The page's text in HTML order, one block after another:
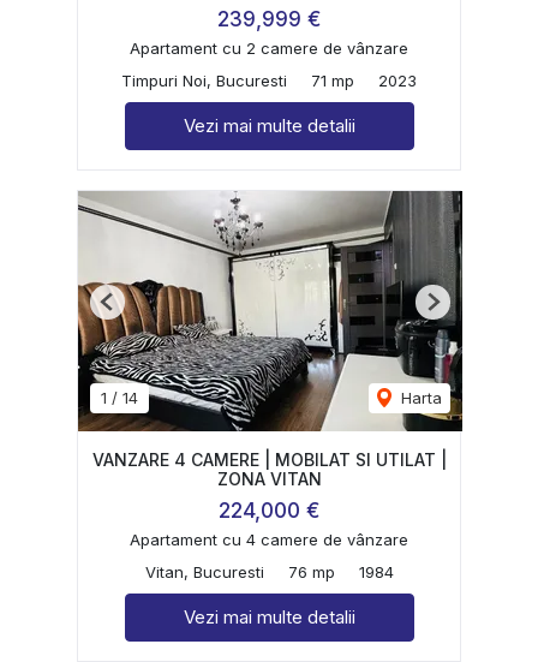
239,999 €
Apartament cu 2 camere de vânzare
Timpuri Noi, Bucuresti
71 mp 2023
Vezi mai multe detalii
1 / 14 Harta
Previous Next
VANZARE 4 CAMERE | MOBILAT SI UTILAT |
ZONA VITAN
224,000 €
Apartament cu 4 camere de vânzare
Vitan, Bucuresti
76 mp 1984
Vezi mai multe detalii